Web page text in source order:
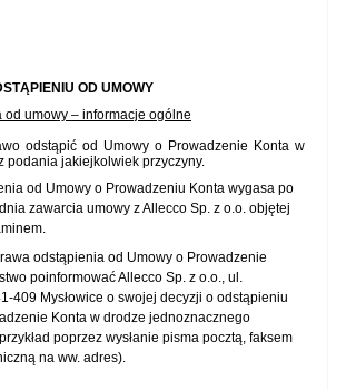
OD UMOWY
od umowy – informacje ogólne
odstąpić od Umowy o Prowadzenie Konta w
podania jakiejkolwiek przyczyny.
od Umowy o Prowadzeniu Konta wygasa po
zawarcia umowy zAllecco Sp. z o.o. objętej
odstąpienia od Umowy o Prowadzenie
poinformowaćAllecco Sp. z o.o., ul.
409 Mysłowice o swojej decyzji o odstąpieniu
Konta w drodze jednoznacznego
poprzez wysłanie pisma pocztą, faksem
na ww. adres).